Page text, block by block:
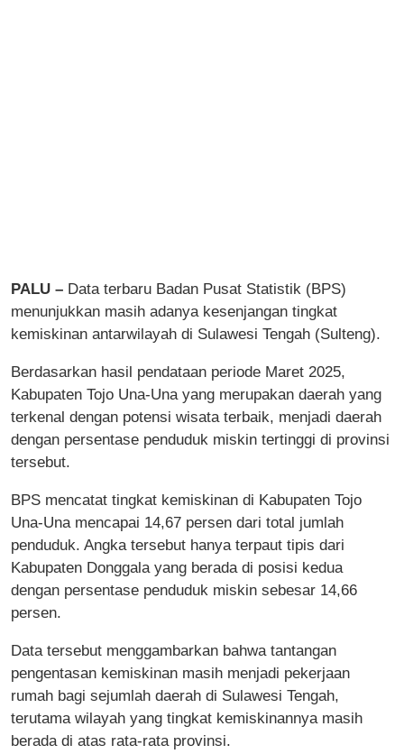
PALU – Data terbaru Badan Pusat Statistik (BPS)
menunjukkan masih adanya kesenjangan tingkat
kemiskinan antarwilayah di Sulawesi Tengah (Sulteng).
Berdasarkan hasil pendataan periode Maret 2025,
Kabupaten Tojo Una-Una yang merupakan daerah yang
terkenal dengan potensi wisata terbaik, menjadi daerah
dengan persentase penduduk miskin tertinggi di provinsi
tersebut.
BPS mencatat tingkat kemiskinan di Kabupaten Tojo
Una-Una mencapai 14,67 persen dari total jumlah
penduduk. Angka tersebut hanya terpaut tipis dari
Kabupaten Donggala yang berada di posisi kedua
dengan persentase penduduk miskin sebesar 14,66
persen.
Data tersebut menggambarkan bahwa tantangan
pengentasan kemiskinan masih menjadi pekerjaan
rumah bagi sejumlah daerah di Sulawesi Tengah,
terutama wilayah yang tingkat kemiskinannya masih
berada di atas rata-rata provinsi.